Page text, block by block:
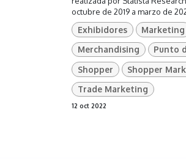
octubre de 2019 a marzo de
Exhibidores Marketing
Merchandising
Punto
Shopper
Shopper
Trade Marketing
12 oct 2022